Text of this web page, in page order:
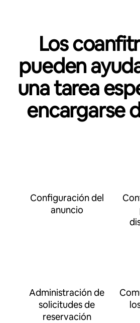
Los
pueden
una tarea
encargarse
Configuración del
anuncio
Administración de
solicitudes de
reservación